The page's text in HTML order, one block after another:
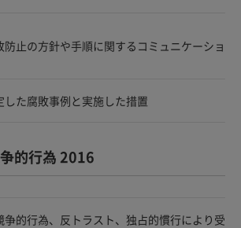
防止の方針や手順に関するコミュニケーション
した腐敗事例と実施した措置
的行為 2016
争的行為、反トラスト、独占的慣行により受け